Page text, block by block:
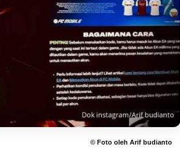
© Foto oleh Arif budianto